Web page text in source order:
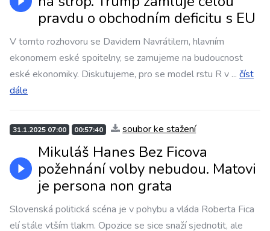
pravdu o obchodním deficitu s EU
V tomto rozhovoru se Davidem Navrátilem, hlavním
ekonomem eské spoitelny, se zamujeme na budoucnost
eské ekonomiky. Diskutujeme, pro se model rstu R v ... číst
dále
31.1.2025 07:00 00:57:40 soubor ke stažení
Mikuláš Hanes Bez Ficova
požehnání volby nebudou. Matovi
je persona non grata
Slovenská politická scéna je v pohybu a vláda Roberta Fica
elí stále vtším tlakm. Opozice se sice snaží sjednotit, ale